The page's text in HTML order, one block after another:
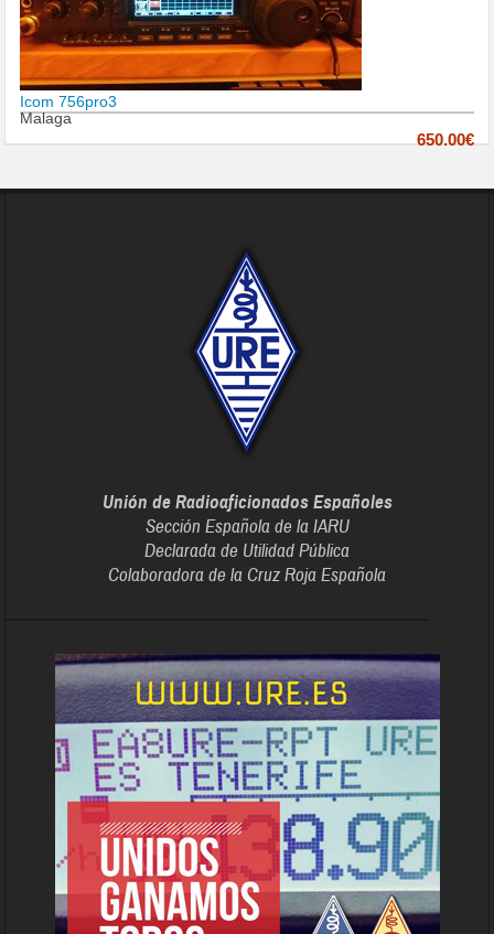
Icom 756pro3
Malaga
650.00€
Unión de Radioaficionados Españoles
Sección Española de la IARU
Declarada de Utilidad Pública
Colaboradora de la Cruz Roja Española